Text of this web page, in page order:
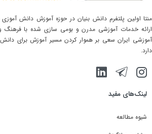
منتا اولین پلتفرم دانش بنیان در حوزه آموزش دانش
ارائه خدمات آموزشی مدرن و بومی سازی شده با فرهنگ و
آموزشی ایران سعی بر هموار کردن مسیر آموزش برای
دارد.
لینک‌های مفید
شیوه مطالعه